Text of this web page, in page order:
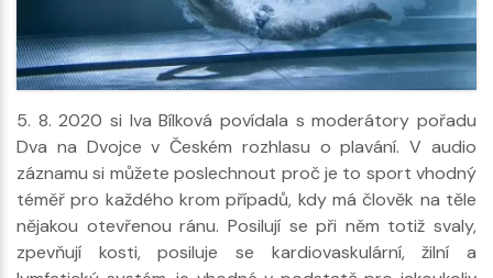
5. 8. 2020 si Iva Bílková povídala s moderátory pořadu
Dva na Dvojce v Českém rozhlasu o plavání. V audio
záznamu si můžete poslechnout proč je to sport vhodný
téměř pro každého krom případů, kdy má člověk na těle
nějakou otevřenou ránu. Posilují se při něm totiž svaly,
zpevňují kosti, posiluje se kardiovaskulární, žilní a